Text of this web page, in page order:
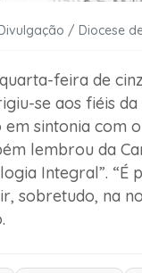
/ Diocese
feira de
se aos fiéis da
sintonia com
lembrou da
Integral”. “É
sobretudo, na